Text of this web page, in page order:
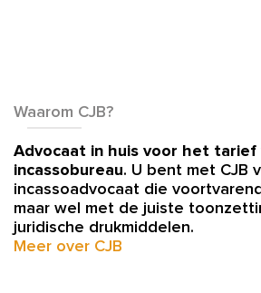
Waarom CJB?
Advocaat in huis voor het tarief
incassobureau. U bent met CJB
incassoadvocaat die
maar wel met de juiste
juridische drukmiddelen.
Meer over CJB